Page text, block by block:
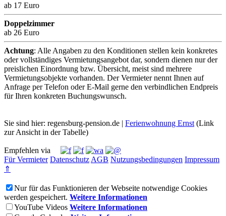
ab 17 Euro
Doppelzimmer
ab 26 Euro
Achtung: Alle Angaben zu den Konditionen stellen kein konkretes
oder vollständiges Vermietungsangebot dar, sondern dienen nur der
preislichen Einordnung bzw. Übersicht, meist sind mehrere
Vermietungsobjekte vorhanden. Der Vermieter nennt Ihnen auf
Anfrage per Telefon oder E-Mail gerne den verbindlichen Endpreis
für Ihren konkreten Buchungswunsch.
Sie sind hier: regensburg-pension.de | Ferienwohnung Ernst (Link
zur Ansicht in der Tabelle)
Empfehlen via
Für Vermieter Datenschutz AGB Nutzungsbedingungen Impressum
⇑
Nur für das Funktionieren der Webseite notwendige Cookies
werden gespeichert. Weitere Informationen
YouTube Videos Weitere Informationen